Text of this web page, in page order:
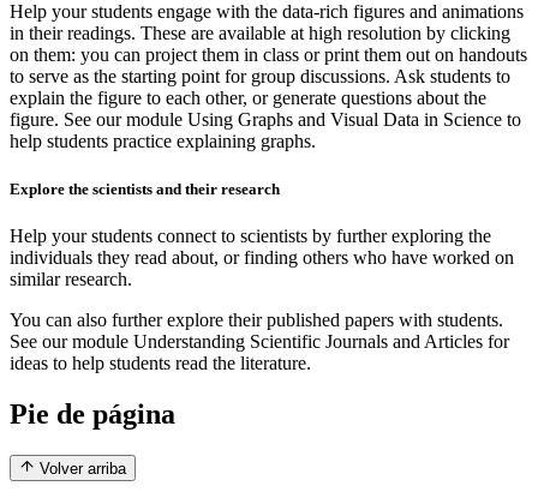
Help your students engage with the data-rich figures and animations
in their readings. These are available at high resolution by clicking
on them: you can project them in class or print them out on handouts
to serve as the starting point for group discussions. Ask students to
explain the figure to each other, or generate questions about the
figure. See our module Using Graphs and Visual Data in Science to
help students practice explaining graphs.
Explore the scientists and their research
Help your students connect to scientists by further exploring the
individuals they read about, or finding others who have worked on
similar research.
You can also further explore their published papers with students.
See our module Understanding Scientific Journals and Articles for
ideas to help students read the literature.
Pie de página
Volver arriba